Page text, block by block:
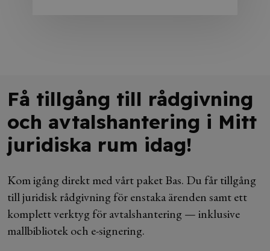
Få tillgång till rådgivning
och avtalshantering i Mitt
juridiska rum idag!
Kom igång direkt med vårt paket Bas. Du får tillgång
till juridisk rådgivning för enstaka ärenden samt ett
komplett verktyg för avtalshantering — inklusive
mallbibliotek och e-signering.